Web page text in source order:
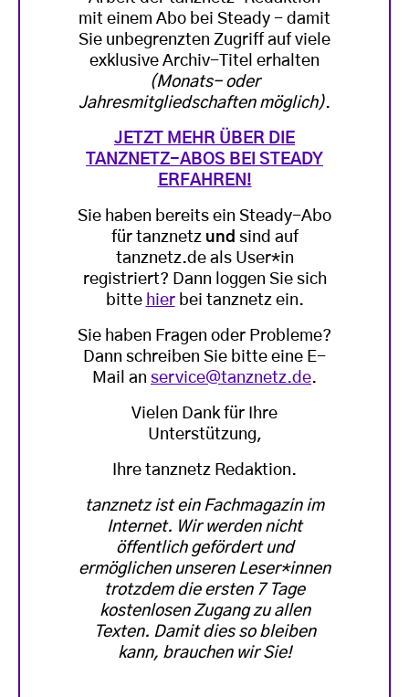
mit einem Abo bei Steady - damit
Sie unbegrenzten Zugriff auf viele
exklusive Archiv-Titel erhalten
(Monats- oder
Jahresmitgliedschaften möglich).
JETZT MEHR ÜBER DIE
TANZNETZ-ABOS BEI STEADY
ERFAHREN!
Sie haben bereits ein Steady-Abo
für tanznetz und sind auf
tanznetz.de als User*in
registriert? Dann loggen Sie sich
bitte hierbei tanznetz ein.
Sie haben Fragen oder Probleme?
Dann schreiben Sie bitte eine E-
Mail an service@tanznetz.de.
Vielen Dank für Ihre
Unterstützung,
Ihre tanznetz Redaktion.
tanznetz ist ein Fachmagazin im
Internet. Wir werden nicht
öffentlich gefördert und
ermöglichen unseren Leser*innen
trotzdem die ersten 7 Tage
kostenlosen Zugang zu allen
Texten. Damit dies so bleiben
kann, brauchen wir Sie!